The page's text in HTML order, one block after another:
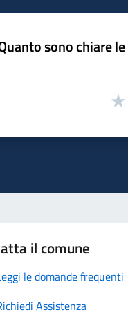
sono chiare
il comune
le domande frequenti
Assistenza